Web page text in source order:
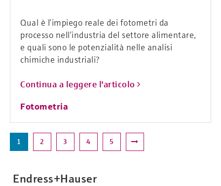
Qual è l’impiego reale dei fotometri da
processo nell’industria del settore alimentare,
e quali sono le potenzialità nelle analisi
chimiche industriali?
Continua a leggere l'articolo
Fotometria
1 2 3 4 5
Endress+Hauser